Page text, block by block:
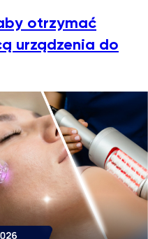
otrzymać
urządzenia do